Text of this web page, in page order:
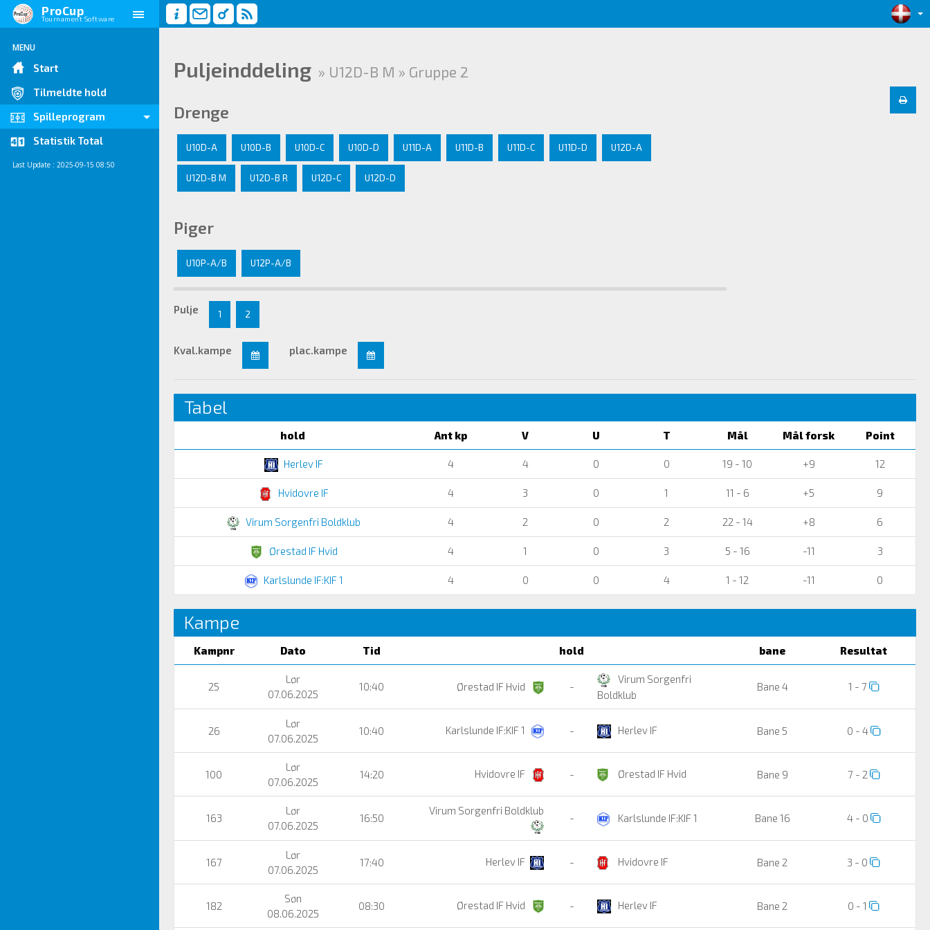
ProCup
Tournament Software
MENU
Start
Tilmeldte hold
Spilleprogram
Statistik Total
Last Update : 2025-09-15 08:50
Puljeinddeling » U12D-B M » Gruppe 2
Drenge
U10D-A U10D-B U10D-C U10D-D U11D-A U11D-B U11D-C U11D-D U12D-A
U12D-B M U12D-B R U12D-C U12D-D
Piger
U10P-A/B U12P-A/B
Pulje 1 2
Kval.kampe plac.kampe
Tabel
hold Ant kp V U T Mål Mål forsk Point
Herlev IF 4 4 0 0 19 - 10 +9 12
Hvidovre IF 4 3 0 1 11 - 6 +5 9
Virum Sorgenfri Boldklub 4 2 0 2 22 - 14 +8 6
Ørestad IF Hvid 4 1 0 3 5 - 16 -11 3
Karlslunde IF:KIF 1 4 0 0 4 1 - 12 -11 0
Kampe
Kampnr Dato Tid hold bane Resultat
25
Lør
07.06.2025
10:40 Ørestad IF Hvid -
Virum Sorgenfri
Boldklub
Bane 4 1 - 7
26
Lør
07.06.2025
10:40 Karlslunde IF:KIF 1 - Herlev IF Bane 5 0 - 4
100
Lør
07.06.2025
14:20 Hvidovre IF - Ørestad IF Hvid Bane 9 7 - 2
163
Lør
07.06.2025
16:50
Virum Sorgenfri Boldklub
- Karlslunde IF:KIF 1 Bane 16 4 - 0
167
Lør
07.06.2025
17:40 Herlev IF - Hvidovre IF Bane 2 3 - 0
182
Søn
08.06.2025
08:30 Ørestad IF Hvid - Herlev IF Bane 2 0 - 1